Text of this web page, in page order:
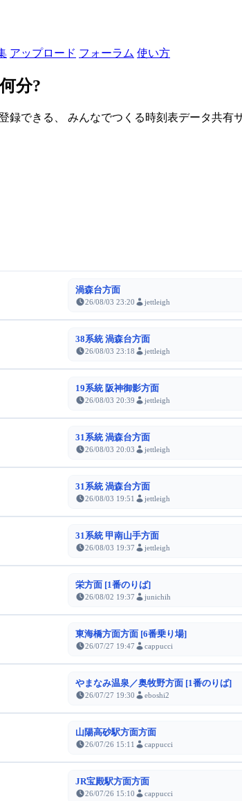
アップロード フォーラム 使い方
分?
できる、 みんなでつくる時刻表データ共有
渦森台方面
26/08/03 23:20 jettleigh
38系統 渦森台方面
26/08/03 23:18 jettleigh
19系統 阪神御影方面
26/08/03 20:39 jettleigh
31系統 渦森台方面
26/08/03 20:03 jettleigh
31系統 渦森台方面
26/08/03 19:51 jettleigh
31系統 甲南山手方面
26/08/03 19:37 jettleigh
栄方面 [1番のりば]
26/08/02 19:37 junichih
東海橋方面方面 [6番乗り場]
26/07/27 19:47 cappucci
やまなみ温泉／奥牧野方面 [1番のりば]
26/07/27 19:30 eboshi2
山陽高砂駅方面方面
26/07/26 15:11 cappucci
JR宝殿駅方面方面
26/07/26 15:10 cappucci